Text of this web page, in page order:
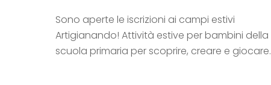
Sono aperte le iscrizioni ai campi estivi
Artigianando! Attività estive per bambini della
scuola primaria per scoprire, creare e giocare.